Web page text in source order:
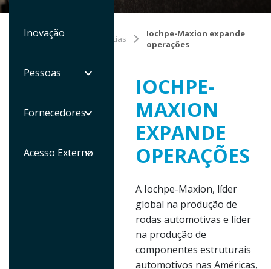
Inovação
Pessoas
Fornecedores
Acesso Externo
Você está
Home Notícias
Iochpe-Maxion expande
operações
IOCHPE-
MAXION
EXPANDE
OPERAÇÕES
A Iochpe-Maxion, líder
global na produção de
rodas automotivas e líder
na produção de
componentes estruturais
automotivos nas Américas,